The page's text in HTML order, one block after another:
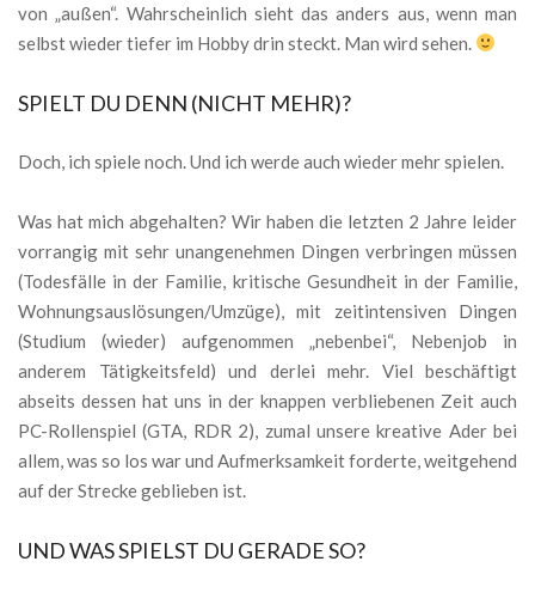
von „außen“. Wahrscheinlich sieht das anders aus, wenn man
selbst wieder tiefer im Hobby drin steckt. Man wird sehen.
SPIELT DU DENN (NICHT MEHR)?
Doch, ich spiele noch. Und ich werde auch wieder mehr spielen.
Was hat mich abgehalten? Wir haben die letzten 2 Jahre leider
vorrangig mit sehr unangenehmen Dingen verbringen müssen
(Todesfälle in der Familie, kritische Gesundheit in der Familie,
Wohnungsauslösungen/Umzüge), mit zeitintensiven Dingen
(Studium (wieder) aufgenommen „nebenbei“, Nebenjob in
anderem Tätigkeitsfeld) und derlei mehr. Viel beschäftigt
abseits dessen hat uns in der knappen verbliebenen Zeit auch
PC-Rollenspiel (GTA, RDR 2), zumal unsere kreative Ader bei
allem, was so los war und Aufmerksamkeit forderte, weitgehend
auf der Strecke geblieben ist.
UND WAS SPIELST DU GERADE SO?